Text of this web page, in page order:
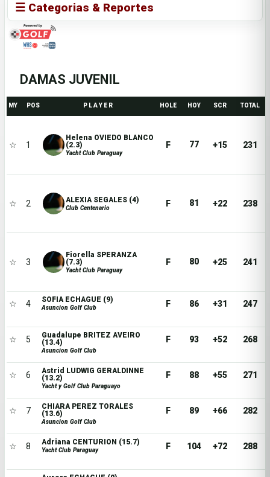
☰ Categorias & Reportes
DAMAS JUVENIL
MY POS P L A Y E R HOLE HOY SCR TOTAL
☆ 1
Helena OVIEDO BLANCO
(2.3)
Yacht Club Paraguay
F 77 +15 231
☆ 2 ALEXIA SEGALES (4)
Club Centenario F 81 +22 238
☆ 3
Fiorella SPERANZA
(7.3)
Yacht Club Paraguay
F 80 +25 241
☆ 4 SOFIA ECHAGUE (9)
Asuncion Golf Club F 86 +31 247
☆ 5
Guadalupe BRITEZ AVEIRO
(13.4)
Asuncion Golf Club
F 93 +52 268
☆ 6
Astrid LUDWIG GERALDINNE
(13.2)
Yacht y Golf Club Paraguayo
F 88 +55 271
☆ 7
CHIARA PEREZ TORALES
(13.6)
Asuncion Golf Club
F 89 +66 282
☆ 8 Adriana CENTURION (15.7)
Yacht Club Paraguay F 104 +72 288